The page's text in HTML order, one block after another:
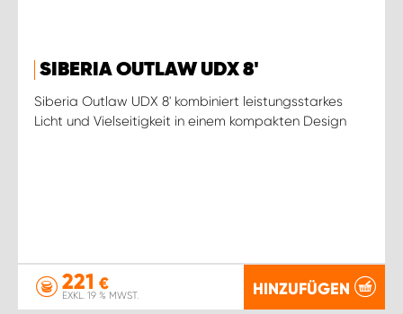
SIBERIA OUTLAW UDX 8'
Siberia Outlaw UDX 8' kombiniert leistungsstarkes
Licht und Vielseitigkeit in einem kompakten Design
221 €
EXKL. 19 % MWST. HINZUFÜGEN